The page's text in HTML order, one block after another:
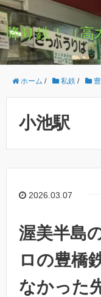
降り鉄！（高
ホーム / 私鉄 /
小池駅
2026.03.07
渥美半島
ロの豊橋
なかった